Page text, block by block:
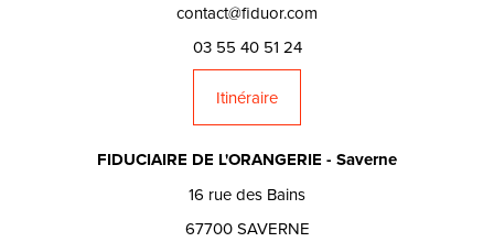
contact@fiduor.com
03 55 40 51 24
Itinéraire
FIDUCIAIRE DE L'ORANGERIE - Saverne
16 rue des Bains
67700 SAVERNE